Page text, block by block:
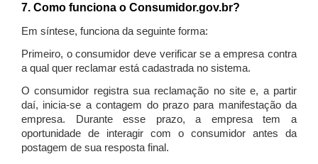
7. Como funciona o Consumidor.gov.br?
Em síntese, funciona da seguinte forma:
Primeiro, o consumidor deve verificar se a empresa contra
a qual quer reclamar está cadastrada no sistema.
O consumidor registra sua reclamação no site e, a partir
daí, inicia-se a contagem do prazo para manifestação da
empresa. Durante esse prazo, a empresa tem a
oportunidade de interagir com o consumidor antes da
postagem de sua resposta final.